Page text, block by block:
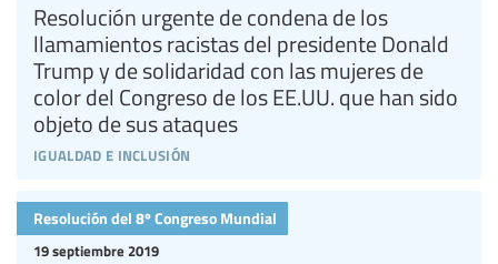
igualdad e inclusión
Resolución urgente de condena de los
llamamientos racistas del presidente Donald
Trump y de solidaridad con las mujeres de
color del Congreso de los EE.UU. que han sido
objeto de sus ataques
19 septiembre 2019
Resolución del 8º Congreso Mundial